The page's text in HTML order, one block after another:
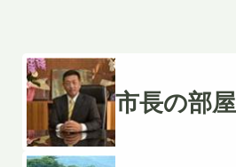
市長の部屋